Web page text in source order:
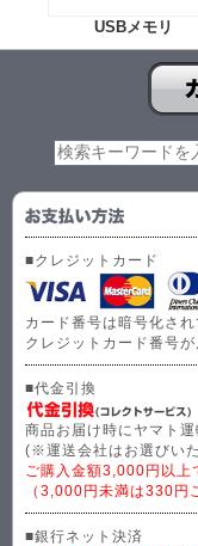
USBメモリ
■クレジットカード
カード番号は暗号化され
クレジットカード番号
■代金引換
商品お届け時にヤマト
(※運送会社はお選びい
ご購入金額3,000円以上
（3,000円未満は330円
■銀行ネット決済